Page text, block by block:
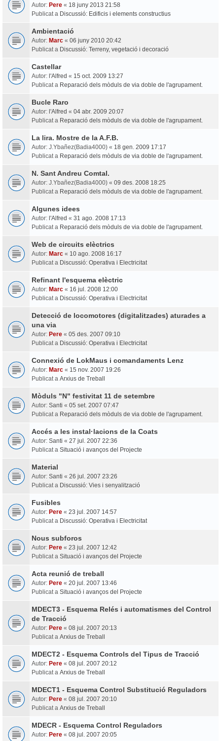
Autor: Pere « 18 juny 2013 21:58
Publicat a Discussió: Edificis i elements constructius
Ambientació
Autor: Marc « 06 juny 2010 20:42
Publicat a Discussió: Terreny, vegetació i decoració
Castellar
Autor: l'Alfred « 15 oct. 2009 13:27
Publicat a Reparació dels mòduls de via doble de l'agrupament.
Bucle Raro
Autor: l'Alfred « 04 abr. 2009 20:07
Publicat a Reparació dels mòduls de via doble de l'agrupament.
La lira. Mostre de la A.F.B.
Autor: J.Ybañez(Badia4000) « 18 gen. 2009 17:17
Publicat a Reparació dels mòduls de via doble de l'agrupament.
N. Sant Andreu Comtal.
Autor: J.Ybañez(Badia4000) « 09 des. 2008 18:25
Publicat a Reparació dels mòduls de via doble de l'agrupament.
Algunes idees
Autor: l'Alfred « 31 ago. 2008 17:13
Publicat a Reparació dels mòduls de via doble de l'agrupament.
Web de circuits elèctrics
Autor: Marc « 10 ago. 2008 16:17
Publicat a Discussió: Operativa i Electricitat
Refinant l'esquema elèctric
Autor: Marc « 16 jul. 2008 12:00
Publicat a Discussió: Operativa i Electricitat
Detecció de locomotores (digitalitzades) aturades a
una via
Autor: Pere « 05 des. 2007 09:10
Publicat a Discussió: Operativa i Electricitat
Connexió de LokMaus i comandaments Lenz
Autor: Marc « 15 nov. 2007 19:26
Publicat a Arxius de Treball
Mòduls "N" festivitat 11 de setembre
Autor: Santi « 05 set. 2007 07:47
Publicat a Reparació dels mòduls de via doble de l'agrupament.
Accés a les instal·lacions de la Coats
Autor: Santi « 27 jul. 2007 22:36
Publicat a Situació i avanços del Projecte
Material
Autor: Santi « 26 jul. 2007 23:26
Publicat a Discussió: Vies i senyalització
Fusibles
Autor: Pere « 23 jul. 2007 14:57
Publicat a Discussió: Operativa i Electricitat
Nous subforos
Autor: Pere « 23 jul. 2007 12:42
Publicat a Situació i avanços del Projecte
Acta reunió de treball
Autor: Pere « 20 jul. 2007 13:46
Publicat a Situació i avanços del Projecte
MDECT3 - Esquema Relés i automatismes del Control
de Tracció
Autor: Pere « 08 jul. 2007 20:13
Publicat a Arxius de Treball
MDECT2 - Esquema Controls del Tipus de Tracció
Autor: Pere « 08 jul. 2007 20:12
Publicat a Arxius de Treball
MDECT1 - Esquema Control Substitució Reguladors
Autor: Pere « 08 jul. 2007 20:10
Publicat a Arxius de Treball
MDECR - Esquema Control Reguladors
Autor: Pere « 08 jul. 2007 20:05